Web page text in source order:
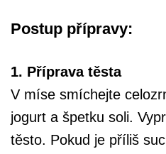
Postup přípravy:
1. Příprava těsta
V míse smíchejte
jogurt a špetku soli.
těsto. Pokud je příliš